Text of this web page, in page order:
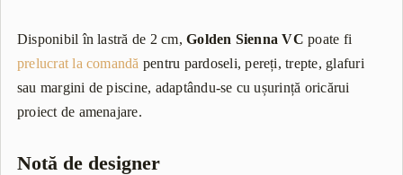
Disponibil în lastră de 2 cm,Golden Sienna VC poate fi
prelucrat la comandă pentru pardoseli, pereți, trepte, glafuri
sau margini de piscine, adaptându-se cu ușurință oricărui
proiect de amenajare.
Notă de designer